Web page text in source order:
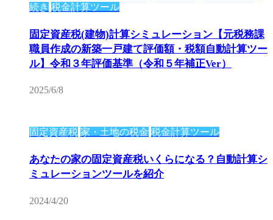
続き 税金計算ツール
固定資産税(建物)計算シミュレーション【元税務課
職員作成の新築一戸建て評価額・税額自動計算ツー
ル】令和３年評価基準（令和５年補正Ver）
2025/6/8
固定資産税 家・土地の税金 税金計算ツール
あなたの家の固定資産税いくらになる？自動計算シ
ミュレーションツールを紹介
2024/4/20